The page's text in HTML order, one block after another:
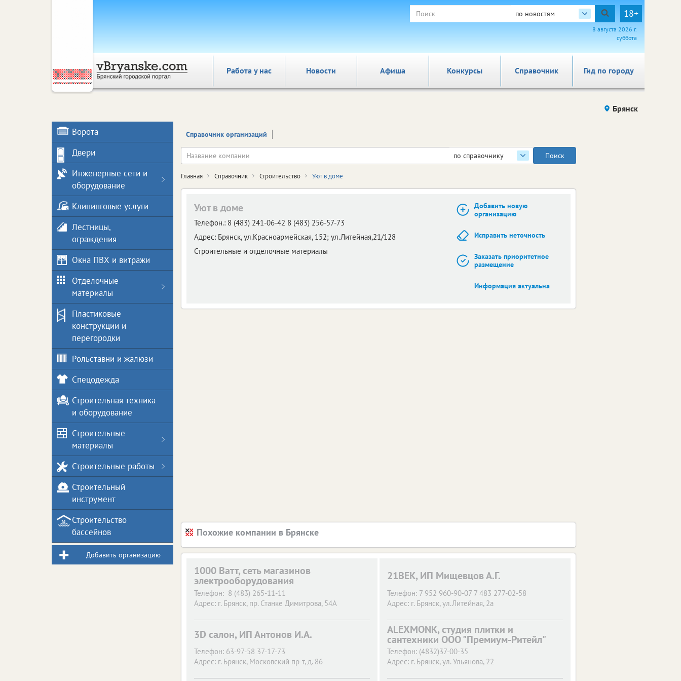
по новостям 18+
8 августа 2026 г.
суббота
Работа у нас Новости Афиша Справочник Гид по городу
Конкурсы
Брянск
Справочник организаций
по справочнику
Главная Справочник Строительство Уют в доме
Уют в доме
Телефон.: 8 (483) 241-06-42 8 (483) 256-57-73
Адрес: Брянск,ул.Красноармейская, 152; ул.Литейная,21/128
Строительные и отделочные материалы
Добавить новую
организацию
Исправить неточность
Заказать приоритетное
размещение
Информация актуальна
Похожие компании в Брянске
1000 Ватт, сеть магазинов
электрооборудования
Телефон: 8 (483) 265-11-11
Адрес: г. Брянск, пр. Станке Димитрова, 54А
21ВЕК, ИП Мищевцов А.Г.
Телефон: 7 952 960-90-07 7 483 277-02-58
Адрес: г. Брянск, ул.Литейная, 2а
3D салон, ИП Антонов И.А.
Телефон: 63-97-58 37-17-73
Адрес: г. Брянск, Московский пр-т, д. 86
ALEXMONK, студия плитки и
сантехники ООО "Премиум-Ритейл"
Телефон: (4832)37-00-35
Адрес: г. Брянск, ул. Ульянова, 22
Ворота
Двери
Инженерные сети и
оборудование
Клининговые услуги
Лестницы,
ограждения
Окна ПВХ и витражи
Отделочные
материалы
Пластиковые
конструкции и
перегородки
Рольставни и жалюзи
Спецодежда
Строительная техника
и оборудование
Строительные
материалы
Строительные работы
Строительный
инструмент
Строительство
бассейнов
Добавить организацию